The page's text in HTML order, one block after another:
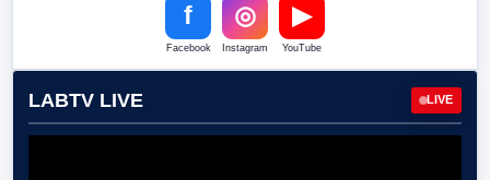
f
Facebook
◎
Instagram
▶
YouTube
LABTV LIVE LIVE